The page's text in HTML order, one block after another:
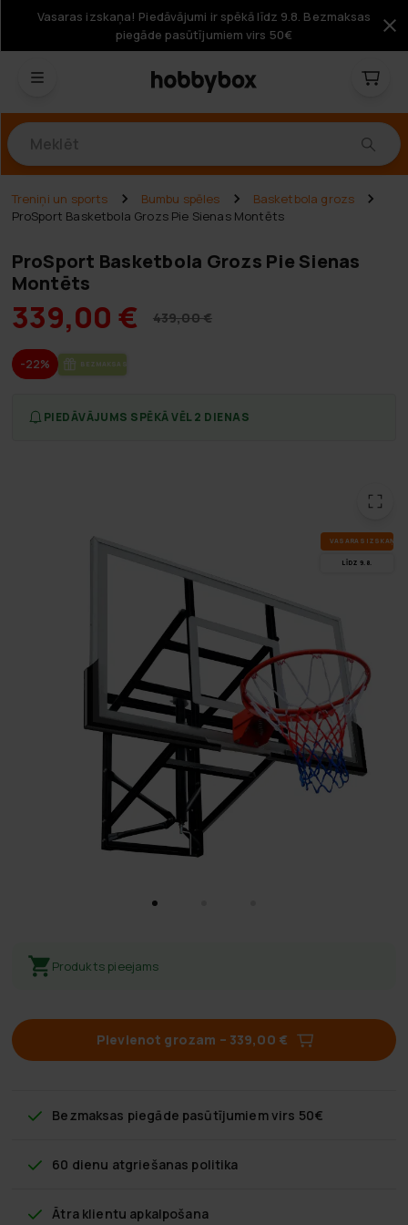
Vasaras izskaņa! Piedāvājumi ir spēkā līdz 9.8. Bezmaksas
piegāde pasūtījumiem virs 50€
Treniņi un sports Bumbu spēles
Basketbola grozs
ProSport Basketbola Grozs Pie Sienas Montēts
ProSport Basketbola Grozs Pie Sienas
Montēts
339,00 € 439,00 €
-22% BEZ­MAK­SAS PIE­GĀ­DE
PIEDĀVĀJUMS SPĒKĀ VĒL 2 DIENAS
VA­SA­RAS IZ­SKA­ŅA
LĪDZ 9.8.
Produkts pieejams
Pievienot grozam – 339,00 €
Bezmaksas piegāde pasūtījumiem virs 50€
60 dienu atgriešanas politika
Ātra klientu apkalpošana